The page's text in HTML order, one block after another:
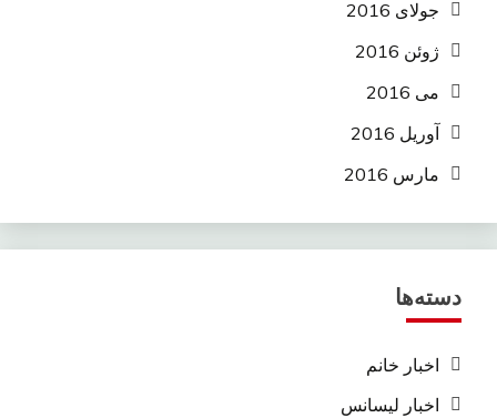
جولای 2016
ژوئن 2016
می 2016
آوریل 2016
مارس 2016
دسته‌ها
اخبار خانم
اخبار لیسانس